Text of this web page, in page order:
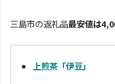
三島市の返礼品最安値は
上煎茶「伊豆」